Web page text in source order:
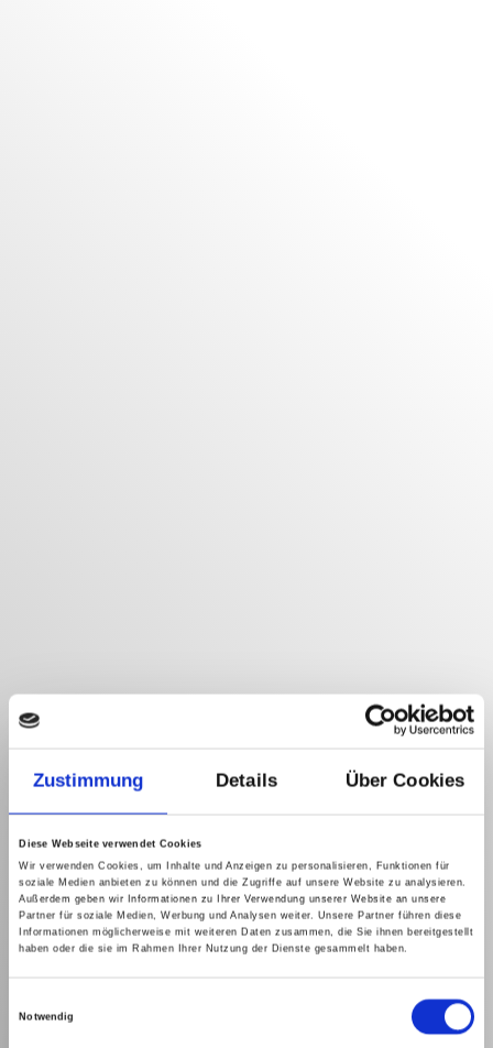
Zustimmung Details Über Cookies
Diese Webseite verwendet Cookies
Wir verwenden Cookies, um Inhalte und Anzeigen zu personalisieren, Funktionen für
soziale Medien anbieten zu können und die Zugriffe auf unsere Website zu analysieren.
Außerdem geben wir Informationen zu Ihrer Verwendung unserer Website an unsere
Partner für soziale Medien, Werbung und Analysen weiter. Unsere Partner führen diese
Informationen möglicherweise mit weiteren Daten zusammen, die Sie ihnen bereitgestellt
haben oder die sie im Rahmen Ihrer Nutzung der Dienste gesammelt haben.
Notwendig